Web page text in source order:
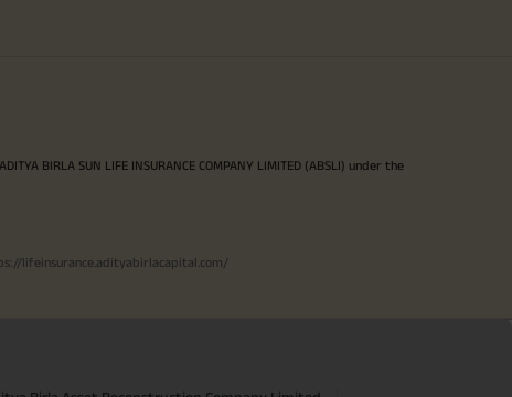
BIRLA SUN LIFE INSURANCE COMPANY LIMITED (ABSLI) under the
lifeinsurance.adityabirlacapital.com/